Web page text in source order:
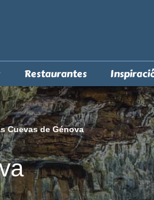
Restaurantes
Cuevas de Génova